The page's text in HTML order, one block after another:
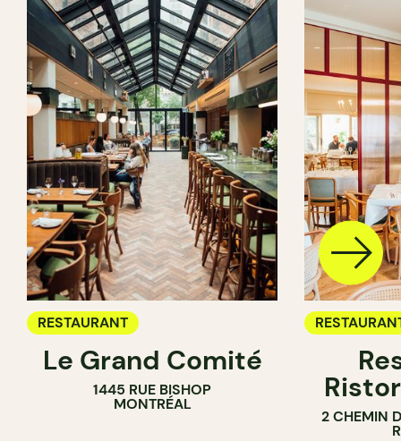
RESTAURANT
Le Grand Comité
1445 RUE BISHOP
MONTRÉAL
2 CHEMIN